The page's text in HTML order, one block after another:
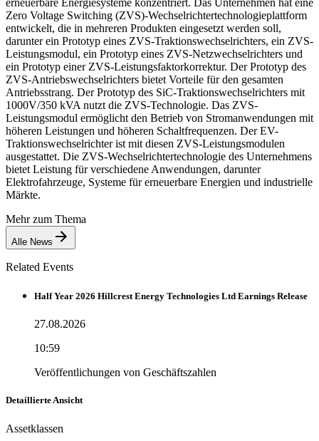
Zero Voltage Switching (ZVS)-Wechselrichtertechnologieplattform
entwickelt, die in mehreren Produkten eingesetzt werden soll,
darunter ein Prototyp eines ZVS-Traktionswechselrichters, ein ZVS-
Leistungsmodul, ein Prototyp eines ZVS-Netzwechselrichters und
ein Prototyp einer ZVS-Leistungsfaktorkorrektur. Der Prototyp des
ZVS-Antriebswechselrichters bietet Vorteile für den gesamten
Antriebsstrang. Der Prototyp des SiC-Traktionswechselrichters mit
1000V/350 kVA nutzt die ZVS-Technologie. Das ZVS-
Leistungsmodul ermöglicht den Betrieb von Stromanwendungen mit
höheren Leistungen und höheren Schaltfrequenzen. Der EV-
Traktionswechselrichter ist mit diesen ZVS-Leistungsmodulen
ausgestattet. Die ZVS-Wechselrichtertechnologie des Unternehmens
bietet Leistung für verschiedene Anwendungen, darunter
Elektrofahrzeuge, Systeme für erneuerbare Energien und industrielle
Märkte.
Mehr zum Thema
Alle News
Related Events
Half Year 2026 Hillcrest Energy Technologies Ltd Earnings Release
27.08.2026
10:59
Veröffentlichungen von Geschäftszahlen
Detaillierte Ansicht
Assetklassen